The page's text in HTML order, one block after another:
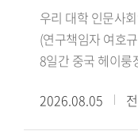
우리 대학 인문사
(연구책임자 여호
8일간 중국 헤이룽
참여했으며, 대흥
역사문화를 조사
2026.08.05